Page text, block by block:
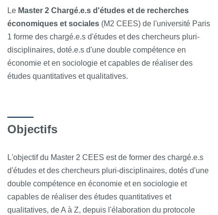
Le Master 2 Chargé.e.s d'études et de recherches
économiques et sociales (M2 CEES) de l'université Paris
1 forme des chargé.e.s d'études et des chercheurs pluri-
disciplinaires, doté.e.s d'une double compétence en
économie et en sociologie et capables de réaliser des
études quantitatives et qualitatives.
Objectifs
L'objectif du Master 2 CEES est de former des chargé.e.s
d'études et des chercheurs pluri-disciplinaires, dotés d'une
double compétence en économie et en sociologie et
capables de réaliser des études quantitatives et
qualitatives, de A à Z, depuis l'élaboration du protocole